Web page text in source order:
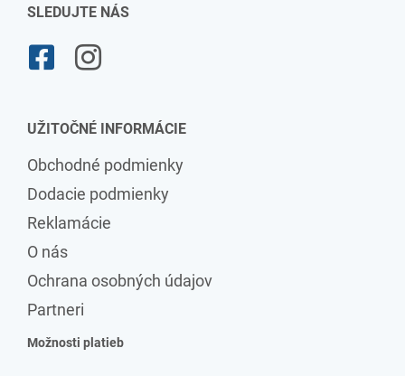
SLEDUJTE NÁS
UŽITOČNÉ INFORMÁCIE
Obchodné podmienky
Dodacie podmienky
Reklamácie
O nás
Ochrana osobných údajov
Partneri
Možnosti platieb